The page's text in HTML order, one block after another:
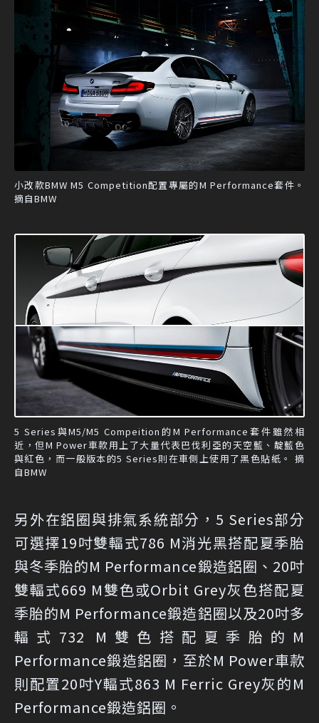
小改款BMW M5 Competition配置專屬的M Performance套件。
摘自BMW
5 Series與M5/M5 Compeition的M Performance套件雖然相
近，但M Power車款用上了大量代表巴伐利亞的天空藍、靛藍色
與紅色，而一般版本的5 Series則在車側上使用了黑色貼紙。 摘
自BMW
另外在鋁圈與排氣系統部分，5 Series部分
可選擇19吋雙輻式786 M消光黑搭配夏季胎
與冬季胎的M Performance鍛造鋁圈、20吋
雙輻式669 M雙色或Orbit Grey灰色搭配夏
季胎的M Performance鍛造鋁圈以及20吋多
輻式732 M雙色搭配夏季胎的M
Performance鍛造鋁圈，至於M Power車款
則配置20吋Y輻式863 M Ferric Grey灰的M
Performance鍛造鋁圈。